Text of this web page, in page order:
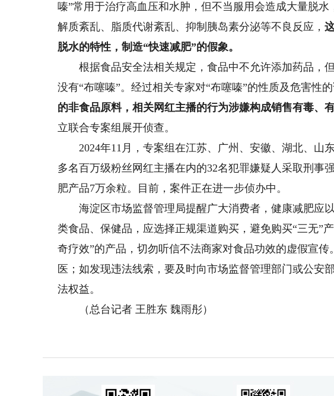
嗪”常用于治疗高血压和水肿，但不当服用会造成大量脱
解质紊乱、脂质代谢紊乱、抑制胰岛素分泌等不良反应，
脱水的特性，制造“快速减肥”的假象。
根据食品安全法相关规定，食品中不允许添加药品，
没有“布噻嗪”。经过相关专家对“布噻嗪”的性质及危害性
的非食品原料，相关网红主播的行为涉嫌构成销售有毒、
立联合专案组展开侦查。
2024年11月，专案组在江苏、广州、安徽、湖北、山
多名百万级粉丝网红主播在内的32名犯罪嫌疑人采取刑事
肥产品7万余粒。目前，案件正在进一步侦办中。
海淀区市场监督管理局提醒广大消费者，健康减肥应
类食品、保健品，应选择正规渠道购买，避免购买“三无”
奇疗效”的产品，切勿听信不法商家对食品功效的虚假宣
医；如发现违法线索，要及时向市场监督管理部门或公安
法权益。
（总台记者 王胜东 魏雨彤）